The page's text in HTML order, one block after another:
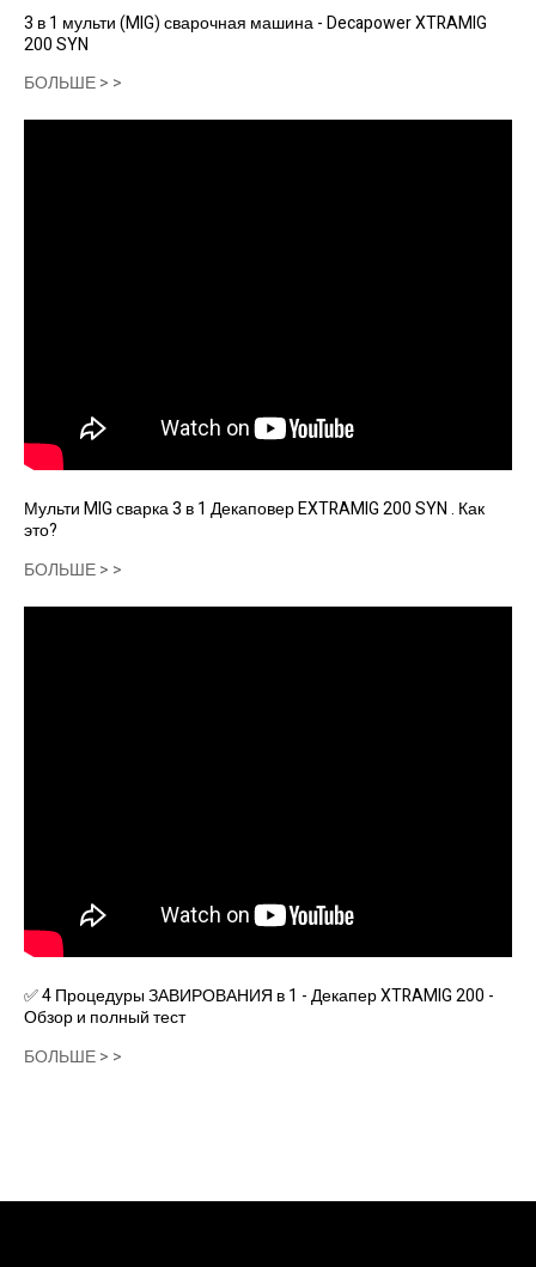
3 в 1 мульти (MIG) сварочная машина - Decapower XTRAMIG
200 SYN
БОЛЬШЕ > >
Мульти MIG сварка 3 в 1 Декаповер EXTRAMIG 200 SYN . Как
это?
БОЛЬШЕ > >
✅ 4 Процедуры ЗАВИРОВАНИЯ в 1 - Декапер XTRAMIG 200 -
Обзор и полный тест
БОЛЬШЕ > >